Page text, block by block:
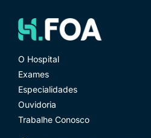
O Hospital
Exames
Especialidades
Ouvidoria
Trabalhe Conosco